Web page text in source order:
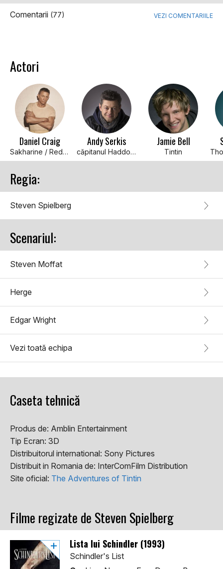
Comentarii (77) VEZI COMENTARIILE
Actori
Daniel Craig
Sakharine / Red Rackham (voce)
Andy Serkis
căpitanul Haddock
Jamie Bell
Tintin
Regia:
Steven Spielberg
Scenariul:
Steven Moffat
Herge
Edgar Wright
Vezi toată echipa
Caseta tehnică
Produs de: Amblin Entertainment
Tip Ecran: 3D
Distribuitorul international: Sony Pictures
Distribuit in Romania de: InterComFilm Distribution
Site oficial: The Adventures of Tintin
Filme regizate de Steven Spielberg
Lista lui Schindler (1993)
Schindler's List